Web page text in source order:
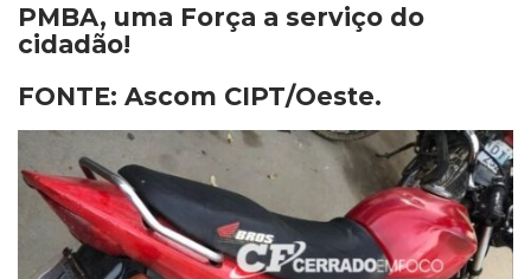
PMBA, uma Força a serviço do
cidadão!
FONTE: Ascom CIPT/Oeste.